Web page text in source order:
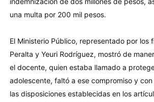
una multa por 200 mil pesos.
El Ministerio Público, representado por los
Peralta y Yeuri Rodríguez, mostró de
el docente, quien estaba llamado a
adolescente, faltó a ese compromiso y
las disposiciones establecidas en los